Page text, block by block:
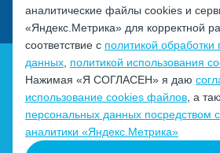
Политика обработки
Согласие на обработку
аналитические файлы cookies и
«Яндекс.Метрика» для корректной
соответствие с политикой
данных политикой использования
Нажимая «Я СОГЛАСЕН» я даю
использование cookies файлов , а
персональных данных посредством
аналитики «Яндекс.Метрика»